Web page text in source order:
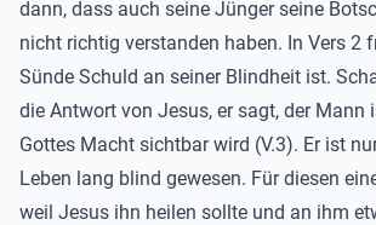
dann, dass auch seine Jünger seine
nicht richtig verstanden haben. In Vers 2
Sünde Schuld an seiner Blindheit ist.
die Antwort von Jesus, er sagt, der Mann
Gottes Macht sichtbar wird (V.3). Er ist
Leben lang blind gewesen. Für diesen
weil Jesus ihn heilen sollte und an ihm